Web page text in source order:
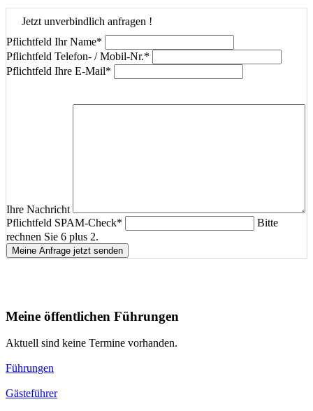
Jetzt unverbindlich anfragen !
Pflichtfeld Ihr Name*
Pflichtfeld Telefon- / Mobil-Nr.*
Pflichtfeld Ihre E-Mail*
Ihre Nachricht
Pflichtfeld SPAM-Check*
Bitte
rechnen Sie 6 plus 2.
Meine Anfrage jetzt senden
Meine öffentlichen Führungen
Aktuell sind keine Termine vorhanden.
Führungen
Gästeführer